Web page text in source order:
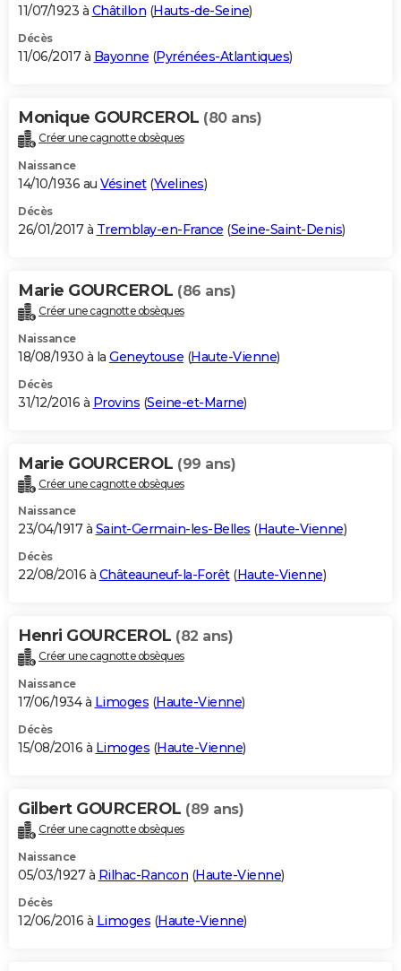
11/07/1923 à Châtillon (Hauts-de-Seine)
Décès
11/06/2017 à Bayonne (Pyrénées-Atlantiques)
Monique GOURCEROL (80 ans)
Créer une cagnotte obsèques
Naissance
14/10/1936 au Vésinet(Yvelines)
Décès
26/01/2017 à Tremblay-en-France (Seine-Saint-Denis)
Marie GOURCEROL (86 ans)
Créer une cagnotte obsèques
Naissance
18/08/1930 à la Geneytouse (Haute-Vienne)
Décès
31/12/2016 à Provins (Seine-et-Marne)
Marie GOURCEROL (99 ans)
Créer une cagnotte obsèques
Naissance
23/04/1917 à Saint-Germain-les-Belles (Haute-Vienne)
Décès
22/08/2016 à Châteauneuf-la-Forêt(Haute-Vienne)
Henri GOURCEROL (82 ans)
Créer une cagnotte obsèques
Naissance
17/06/1934 à Limoges (Haute-Vienne)
Décès
15/08/2016 à Limoges (Haute-Vienne)
Gilbert GOURCEROL (89 ans)
Créer une cagnotte obsèques
Naissance
05/03/1927 à Rilhac-Rancon (Haute-Vienne)
Décès
12/06/2016 à Limoges (Haute-Vienne)